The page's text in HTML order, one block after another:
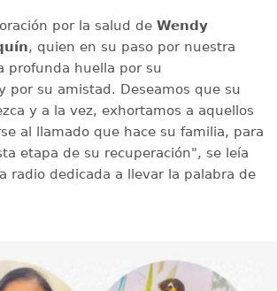
por la salud de Wendy
, quien en su paso por nuestra
profunda huella por su
por su amistad. Deseamos que su
y a la vez, exhortamos a aquellos
al llamado que hace su familia, para
etapa de su recuperación", se leía
radio dedicada a llevar la palabra de